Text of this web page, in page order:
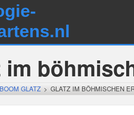
im
GLATZ > GLATZ IM BÖHMISCHEN